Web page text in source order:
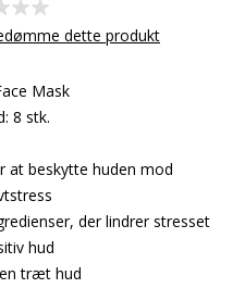
dette produkt
Mask
8 stk.
at beskytte huden mod
der lindrer stresset
hud
træt hud